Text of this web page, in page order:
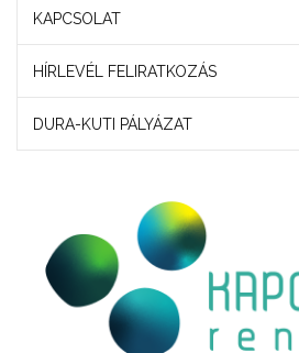
KAPCSOLAT
HÍRLEVÉL FELIRATKOZÁS
DURA-KUTI PÁLYÁZAT